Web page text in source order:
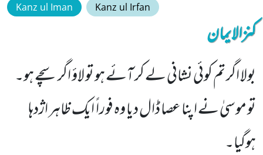
Kanz ul Iman Kanz ul Irfan
کنزالایمان
بولا اگر تم کوئی نشانی لے کر آئے ہو تو لاؤ اگر سچے ہو۔
تو موسیٰ نے اپنا عصا ڈال دیا وہ فورا ً ایک ظاہر اژدہا
ہوگیا۔